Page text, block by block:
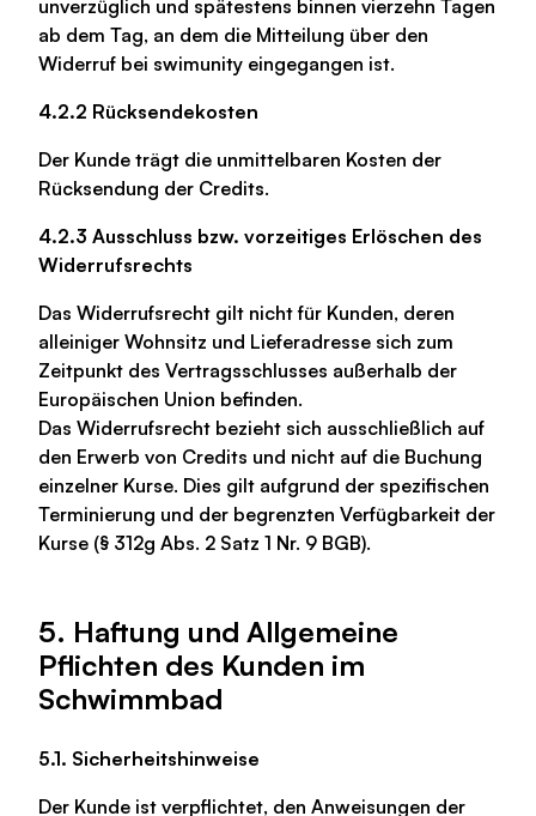
unverzüglich und spätestens binnen vierzehn Tagen
ab dem Tag, an dem die Mitteilung über den
Widerruf bei swimunity eingegangen ist.
4.2.2 Rücksendekosten
Der Kunde trägt die unmittelbaren Kosten der
Rücksendung der Credits.
4.2.3 Ausschluss bzw. vorzeitiges Erlöschen des
Widerrufsrechts
Das Widerrufsrecht gilt nicht für Kunden, deren
alleiniger Wohnsitz und Lieferadresse sich zum
Zeitpunkt des Vertragsschlusses außerhalb der
Europäischen Union befinden.
Das Widerrufsrecht bezieht sich ausschließlich auf
den Erwerb von Credits und nicht auf die Buchung
einzelner Kurse. Dies gilt aufgrund der spezifischen
Terminierung und der begrenzten Verfügbarkeit der
Kurse (§ 312g Abs. 2 Satz 1 Nr. 9 BGB).
5. Haftung und Allgemeine
Pflichten des Kunden im
Schwimmbad
5.1. Sicherheitshinweise
Der Kunde ist verpflichtet, den Anweisungen der